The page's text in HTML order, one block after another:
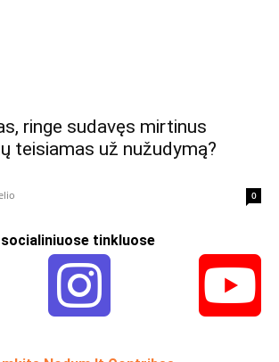
ringe sudavęs mirtinus
teisiamas už nužudymą?
0
socialiniuose tinkluose